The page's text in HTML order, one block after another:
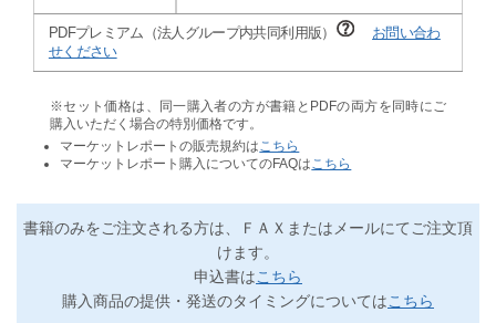
PDFプレミアム（法人グループ内共同利用版）
お問い合わ
せください
※セット価格は、同一購入者の方が書籍とPDFの両方を同時にご
購入いただく場合の特別価格です。
マーケットレポートの販売規約は こちら
マーケットレポート購入についてのFAQは こちら
書籍のみをご注文される方は、ＦＡＸまたはメールにてご注文頂
けます。
申込書はこちら
購入商品の提供・発送のタイミングについてはこちら